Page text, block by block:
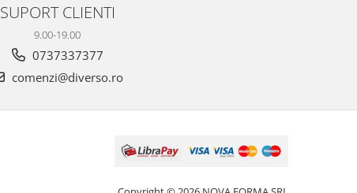
SUPORT CLIENTI
9.00-19.00
0737337377
comenzi@diverso.ro